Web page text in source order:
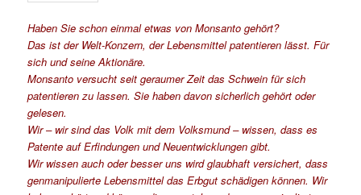
Haben Sie schon einmal etwas von Monsanto gehört?
Das ist der Welt-Konzern, der Lebensmittel patentieren lässt. Für
sich und seine Aktionäre.
Monsanto versucht seit geraumer Zeit das Schwein für sich
patentieren zu lassen. Sie haben davon sicherlich gehört oder
gelesen.
Wir – wir sind das Volk mit dem Volksmund – wissen, dass es
Patente auf Erfindungen und Neuentwicklungen gibt.
Wir wissen auch oder besser uns wird glaubhaft versichert, dass
genmanipulierte Lebensmittel das Erbgut schädigen können. Wir